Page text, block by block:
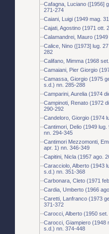
Cafagna, Luciano ([1956]
271-274
Caiani, Luigi (1949 mag.
Cajati, Agostino (1971 ott.
Calamandrei, Mauro
Calice, Nino ([1973] lug.
282
Califano, Mimma (1968
Camaiani, Pier Giorgio
Camassa, Giorgio (1975
s.d.) nn. 285-288
Camparini, Aurelia (1974
Campinoti, Renato (1972
290-292
Candeloro, Giorgio (1974
Cantimori, Delio (1949
nn. 294-345
Cantimori Mezzomonti,
apr. 1) nn. 346-349
Capitini, Nicla (1957 ago.
Caracciolo, Alberto (1943
s.d.) nn. 351-368
Carbonara, Cleto (1971
Cardia, Umberto (1966
Caretti, Lanfranco (1973
371-372
Carocci, Alberto (1950
Carocci, Giampiero (1948
s.d.) nn. 374-448